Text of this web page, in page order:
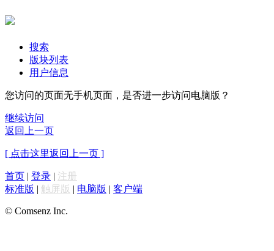
搜索
版块列表
用户信息
您访问的页面无手机页面，是否进一步访问电脑版？
继续访问
返回上一页
[ 点击这里返回上一页 ]
首页 | 登录 | 注册
标准版 | 触屏版 | 电脑版 | 客户端
© Comsenz Inc.